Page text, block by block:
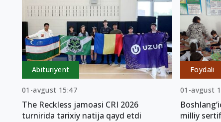
Abituriyent
01-avgust 15:47
The Reckless jamoasi CRI 2026
turnirida tarixiy natija qayd etdi
Foydali
01-avgust
milliy